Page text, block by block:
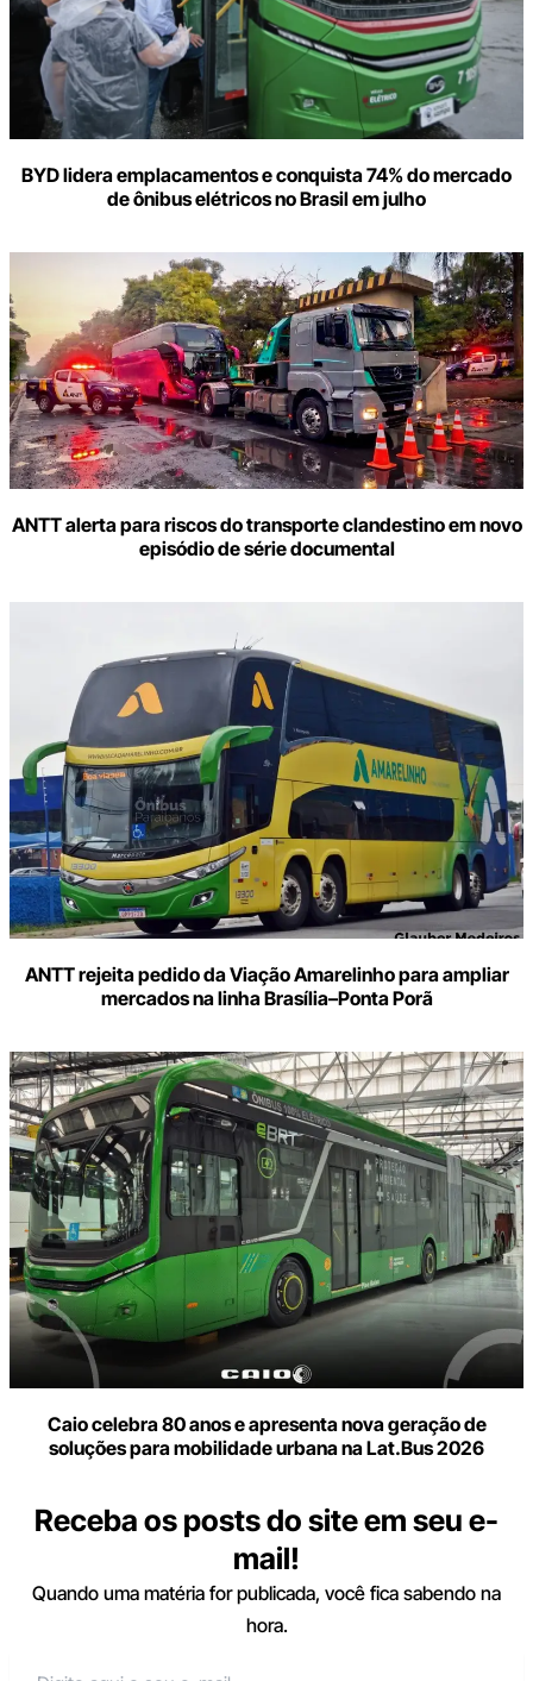
BYD lidera emplacamentos e conquista 74% do mercado
de ônibus elétricos no Brasil em julho
ANTT alerta para riscos do transporte clandestino em novo
episódio de série documental
ANTT rejeita pedido da Viação Amarelinho para ampliar
mercados na linha Brasília–Ponta Porã
Caio celebra 80 anos e apresenta nova geração de
soluções para mobilidade urbana na Lat.Bus 2026
Receba os posts do site em seu e-
mail!
Quando uma matéria for publicada, você fica sabendo na
hora.